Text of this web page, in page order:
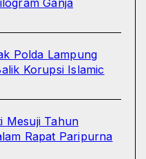
Polda Lampung
Korupsi Islamic
Mesuji Tahun
Rapat Paripurna